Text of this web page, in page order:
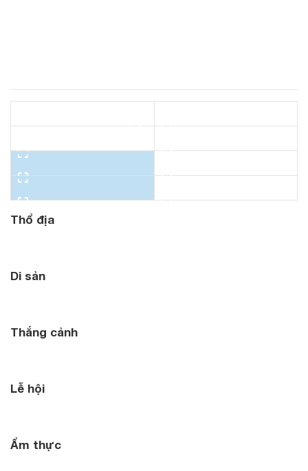
Xem toàn màn hình
Thổ địa
Di sản
Thắng cảnh
Lễ hội
Ẩm thực